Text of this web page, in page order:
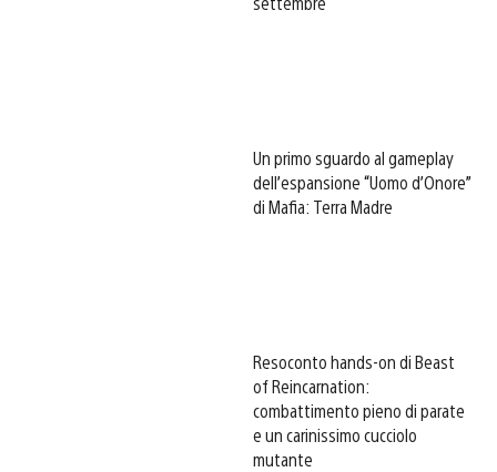
Un primo sguardo al gameplay
dell’espansione “Uomo d’Onore”
di Mafia: Terra Madre
Resoconto hands-on di Beast
of Reincarnation:
combattimento pieno di parate
e un carinissimo cucciolo
mutante